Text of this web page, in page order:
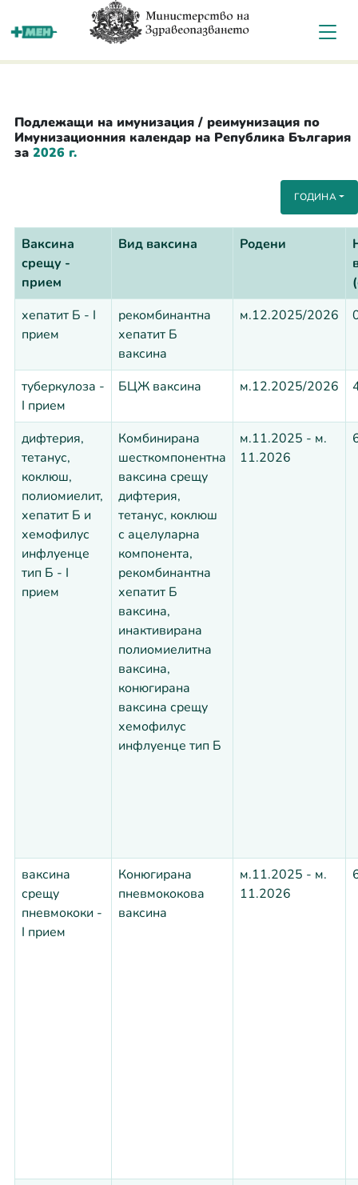
За мен
Подлежащи на имунизация / реимунизация по
Имунизационния календар на Република България
за 2026 г.
ГОДИНА
Ваксина
срещу -
прием
Вид ваксина Родени
хепатит Б - I
прием
рекомбинантна
хепатит Б
ваксина
м.12.2025/2026
туберкулоза -
I прием
БЦЖ ваксина м.12.2025/2026
дифтерия,
тетанус,
коклюш,
полиомиелит,
хепатит Б и
хемофилус
инфлуенце
тип Б - I
прием
Комбинирана
шесткомпонентна
ваксина срещу
дифтерия,
тетанус, коклюш
с ацелуларна
компонента,
рекомбинантна
хепатит Б
ваксина,
инактивирана
полиомиелитна
ваксина,
конюгирана
ваксина срещу
хемофилус
инфлуенце тип Б
м.11.2025 - м.
11.2026
ваксина
срещу
пневмококи -
I прием
Конюгирана
пневмококова
ваксина
м.11.2025 - м.
11.2026